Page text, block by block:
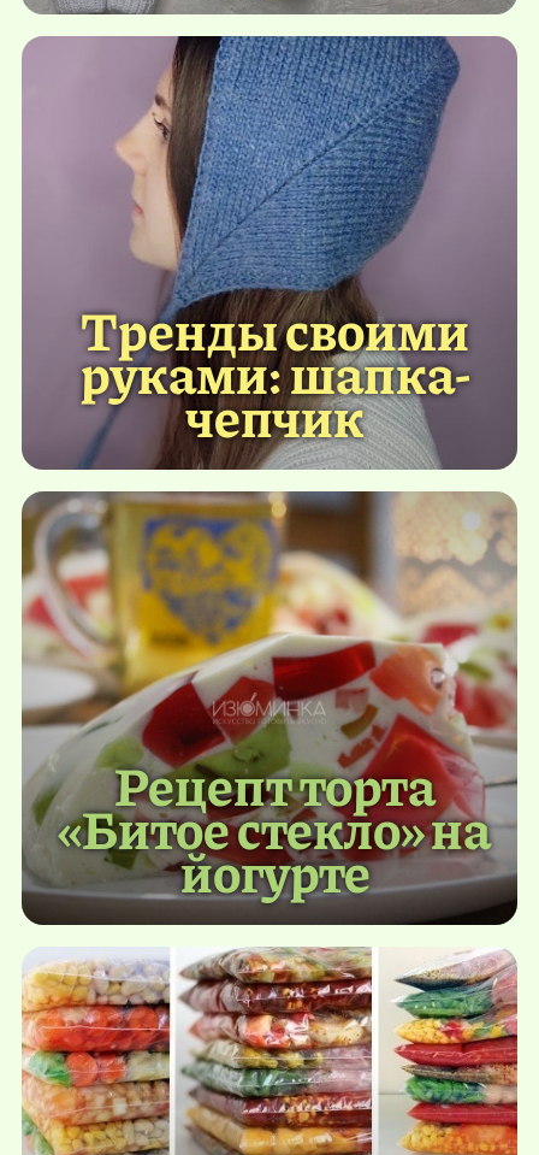
Тренды своими
руками: шапка-
чепчик
Рецепт торта
«Битое стекло» на
йогурте